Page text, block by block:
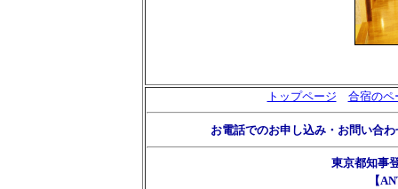
トップページ 合宿のペ
お電話でのお申し込み・お問い合わ
東京都知事
【